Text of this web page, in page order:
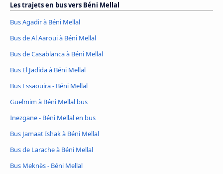
Les trajets en bus vers Béni Mellal
Bus Agadir à Béni Mellal
Bus de Al Aaroui à Béni Mellal
Bus de Casablanca à Béni Mellal
Bus El Jadida à Béni Mellal
Bus Essaouira - Béni Mellal
Guelmim à Béni Mellal bus
Inezgane - Béni Mellal en bus
Bus Jamaat Ishak à Béni Mellal
Bus de Larache à Béni Mellal
Bus Meknès - Béni Mellal